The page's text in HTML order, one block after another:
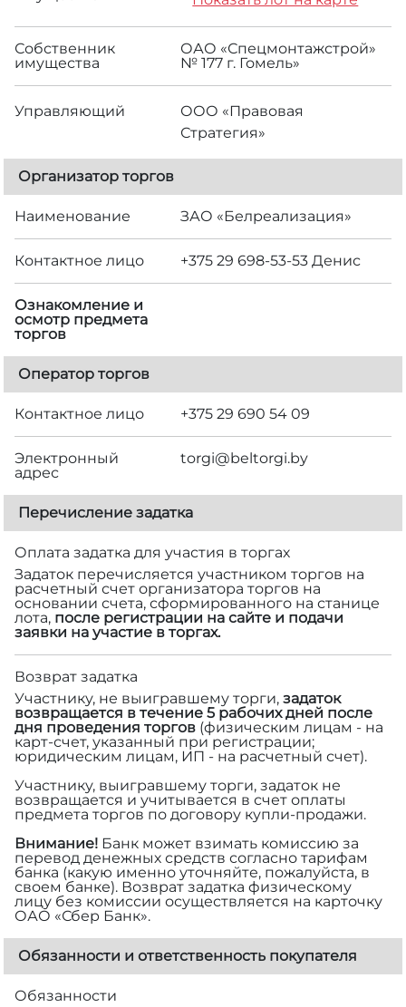
Собственник
имущества
ОАО «Спецмонтажстрой»
№ 177 г. Гомель»
Управляющий
ООО «Правовая
Стратегия»
Организатор торгов
Наименование ЗАО «Белреализация»
Контактное лицо +375 29 698-53-53 Денис
Ознакомление и
осмотр предмета
торгов
Оператор торгов
Контактное лицо +375 29 690 54 09
Электронный
адрес
torgi@beltorgi.by
Перечисление задатка
Оплата задатка для участия в торгах
Задаток перечисляется участником торгов на
расчетный счет организатора торгов на
основании счета, сформированного на станице
лота, после регистрации на сайте и подачи
заявки на участие в торгах.
Возврат задатка
Участнику, не выигравшему торги, задаток
возвращается в течение 5 рабочих дней после
дня проведения торгов (физическим лицам - на
карт-счет, указанный при регистрации;
юридическим лицам, ИП - на расчетный счет).
Участнику, выигравшему торги, задаток не
возвращается и учитывается в счет оплаты
предмета торгов по договору купли-продажи.
Внимание! Банк может взимать комиссию за
перевод денежных средств согласно тарифам
банка (какую именно уточняйте, пожалуйста, в
своем банке). Возврат задатка физическому
лицу без комиссии осуществляется на карточку
ОАО «Сбер Банк».
Обязанности и ответственность покупателя
Обязанности